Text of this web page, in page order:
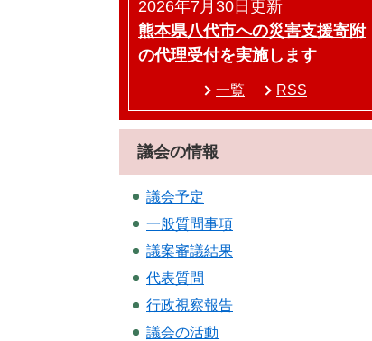
2026年7月30日更新
熊本県八代市への災害支援寄附
の代理受付を実施します
一覧 RSS
議会の情報
議会予定
一般質問事項
議案審議結果
代表質問
行政視察報告
議会の活動